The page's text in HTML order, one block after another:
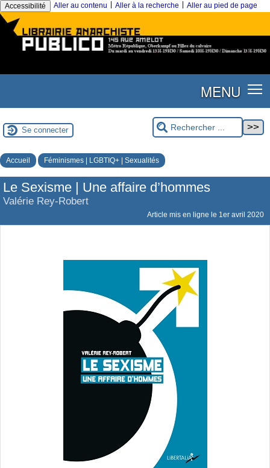
Accessibilité Aller au contenu Aller à la recherche Aller au pied de page
MENU
Se connecter
Accueil Féminismes | LGBTIQ+ | Sexualités
Le Sexisme | Une affaire d’hommes
Valérie Rey-Robert
Article mis en ligne le 1er avril 2020